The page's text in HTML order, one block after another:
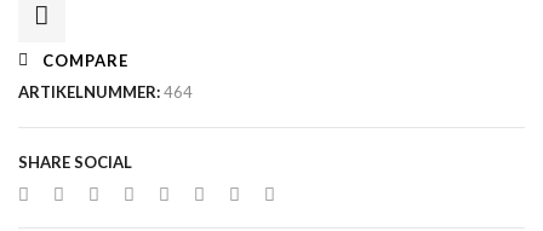
COMPARE
ARTIKELNUMMER:464
SHARE SOCIAL